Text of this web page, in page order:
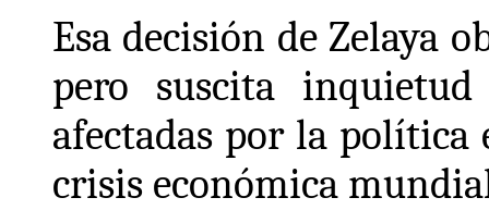
Esa decisión de Zelaya
pero suscita
afectadas por la
crisis económica